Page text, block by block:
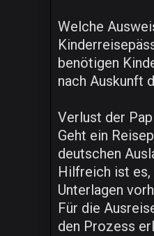
Welche
benötigen
nach Auskunft
Verlust der
Geht ein
deutschen
Hilfreich ist es,
Unterlagen
Für die
den Prozess